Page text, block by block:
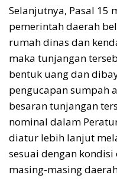
Selanjutnya, Pasal 15
pemerintah daerah
rumah dinas dan
maka tunjangan
bentuk uang dan
pengucapan sumpah
besaran tunjangan
nominal dalam
diatur lebih lanjut
sesuai dengan
masing-masing